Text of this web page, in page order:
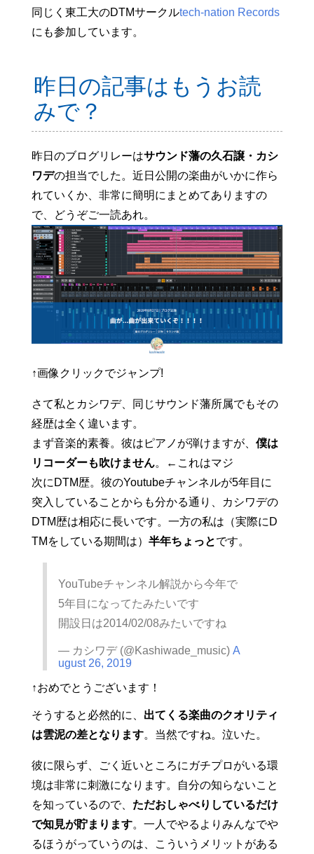
同じく東工大のDTMサークルtech-nation Records
にも参加しています。
昨日の記事はもうお読
みで？
昨日のブログリレーはサウンド藩の久石譲・カシ
ワデの担当でした。近日公開の楽曲がいかに作ら
れていくか、非常に簡明にまとめてありますの
で、どうぞご一読あれ。
↑画像クリックでジャンプ!
さて私とカシワデ、同じサウンド藩所属でもその
経歴は全く違います。
まず音楽的素養。彼はピアノが弾けますが、 僕は
リコーダーも吹けません。←これはマジ
次にDTM歴。彼のYoutubeチャンネルが5年目に
突入していることからも分かる通り、カシワデの
DTM歴は相応に長いです。一方の私は（実際にD
TMをしている期間は） 半年ちょっとです。
YouTubeチャンネル解説から今年で
5年目になってたみたいです
開設日は2014/02/08みたいですね
— カシワデ (@Kashiwade_music) A
ugust 26, 2019
↑おめでとうございます！
そうすると必然的に、 出てくる楽曲のクオリティ
は雲泥の差となります。当然ですね。泣いた。
彼に限らず、ごく近いところにガチプロがいる環
境は非常に刺激になります。自分の知らないこと
を知っているので、 ただおしゃべりしているだけ
で知見が貯まります。一人でやるよりみんなでや
るほうがっていうのは、こういうメリットがある